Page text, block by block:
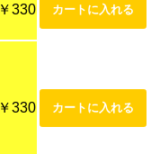
￥330
￥330